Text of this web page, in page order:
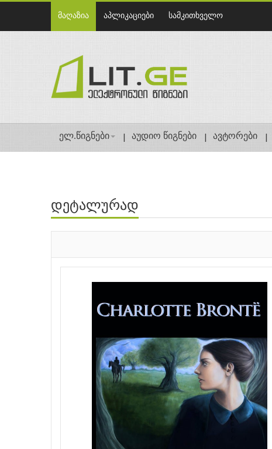
მაღაზია აპლიკაციები სამკითხველო
ელ.წიგნები აუდიო წიგნები ავტორები
დეტალურად